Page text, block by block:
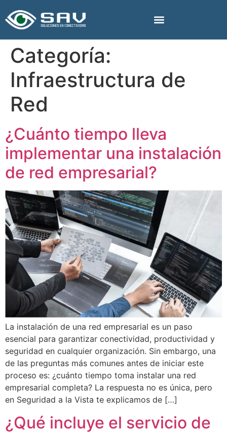
Categoría:
Infraestructura de
Red
¿Cuánto tiempo lleva
implementar una instalación
de red empresarial?
La instalación de una red empresarial es un paso
esencial para garantizar conectividad, productividad y
seguridad en cualquier organización. Sin embargo, una
de las preguntas más comunes antes de iniciar este
proceso es: ¿cuánto tiempo toma instalar una red
empresarial completa? La respuesta no es única, pero
en Seguridad a la Vista te explicamos de […]
¿Qué incluye el servicio de